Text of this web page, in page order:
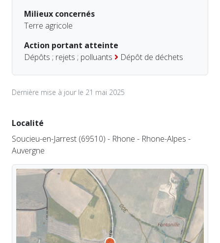
Milieux concernés
Terre agricole
Action portant atteinte
Dépôts ; rejets ; polluants
Dépôt de déchets
Dernière mise à jour le 21 mai 2025
Localité
Soucieu-en-Jarrest (69510) - Rhone - Rhone-Alpes -
Auvergne